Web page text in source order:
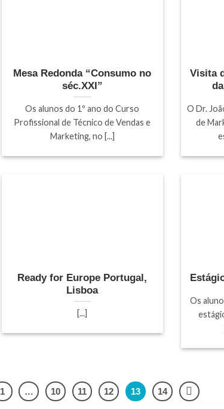
Mesa Redonda “Consumo no
séc.XXI”
Os alunos do 1º ano do Curso
Profissional de Técnico de Vendas e
Marketing, no [...]
Visita
O Dr.
de
Ready for Europe Portugal,
Lisboa
[...]
Os
1 … 10 11 12 13 14